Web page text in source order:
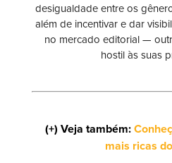
desigualdade entre os
além de incentivar e dar
no mercado editorial —
hostil às suas
(+) Veja também:
mais ricas